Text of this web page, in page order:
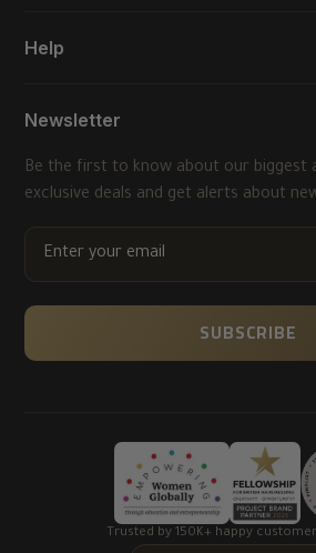
Help
Newsletter
Be the first to know about our biggest
exclusive deals and get alerts about
SUBSCRIBE
Trusted by 150K+ happy